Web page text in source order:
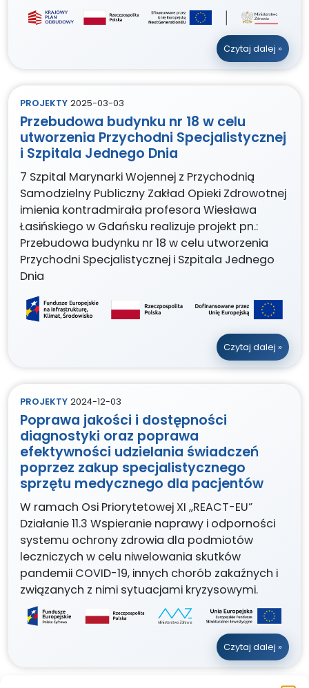
Czytaj dalej »
PROJEKTY 2025-03-03
Przebudowa budynku nr 18 w celu
utworzenia Przychodni Specjalistycznej
i Szpitala Jednego Dnia
7 Szpital Marynarki Wojennej z Przychodnią
Samodzielny Publiczny Zakład Opieki Zdrowotnej
imienia kontradmirała profesora Wiesława
Łasińskiego w Gdańsku realizuje projekt pn.:
Przebudowa budynku nr 18 w celu utworzenia
Przychodni Specjalistycznej i Szpitala Jednego
Dnia
Czytaj dalej »
PROJEKTY 2024-12-03
Poprawa jakości i dostępności
diagnostyki oraz poprawa
efektywności udzielania świadczeń
poprzez zakup specjalistycznego
sprzętu medycznego dla pacjentów
W ramach Osi Priorytetowej XI ,,REACT-EU”
Działanie 11.3 Wspieranie naprawy i odporności
systemu ochrony zdrowia dla podmiotów
leczniczych w celu niwelowania skutków
pandemii COVID-19, innych chorób zakaźnych i
związanych z nimi sytuacjami kryzysowymi.
Czytaj dalej »